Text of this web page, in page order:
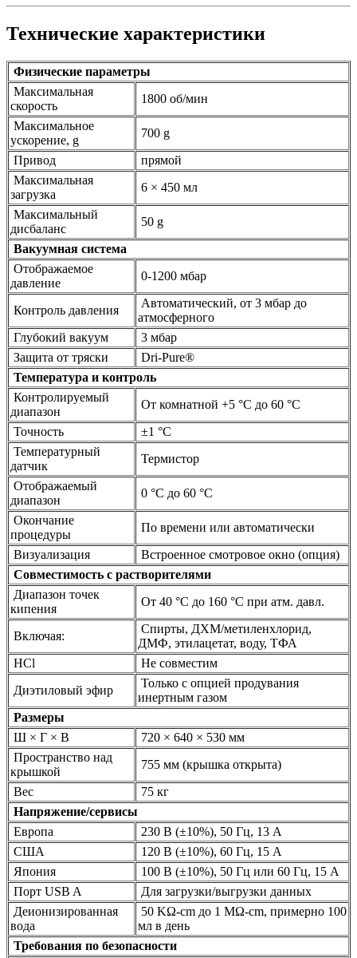
Технические характеристики
Физические параметры
Максимальная
скорость
1800 об/мин
Максимальное
ускорение, g
700 g
Привод
прямой
Максимальная
загрузка
6 × 450 мл
Максимальный
дисбаланс
50 g
Вакуумная система
Отображаемое
давление
0-1200 мбар
Контроль давления
Автоматический, от 3 мбар до
атмосферного
Глубокий вакуум
3 мбар
Защита от тряски
Dri-Pure®
Температура и контроль
Контролируемый
диапазон
От комнатной +5 °C до 60 °C
Точность
±1 °C
Температурный
датчик
Термистор
Отображаемый
диапазон
0 °C до 60 °C
Окончание
процедуры
По времени или автоматически
Визуализация
Встроенное смотровое окно (опция)
Совместимость с растворителями
Диапазон точек
кипения
От 40 °C до 160 °C при атм. давл.
Включая:
Спирты, ДХМ/метиленхлорид,
ДМФ, этилацетат, воду, ТФА
HCl
Не совместим
Диэтиловый эфир
Только с опцией продувания
инертным газом
Размеры
Ш × Г × В
720 × 640 × 530 мм
Пространство над
крышкой
755 мм (крышка открыта)
Вес
75 кг
Напряжение/сервисы
Европа
230 В (±10%), 50 Гц, 13 A
США
120 В (±10%), 60 Гц, 15 A
Япония
100 В (±10%), 50 Гц или 60 Гц, 15 A
Порт USB A
Для загрузки/выгрузки данных
Деионизированная
вода
50 KΩ-cm до 1 MΩ-cm, примерно 100
мл в день
Требования по безопасности